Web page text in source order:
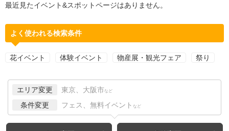
最近見たイベント&スポットページはありません。
よく使われる検索条件
花イベント 体験イベント 物産展・観光フェア 祭り
エリア変更 東京、大阪市 など
条件変更 フェス、無料イベント など